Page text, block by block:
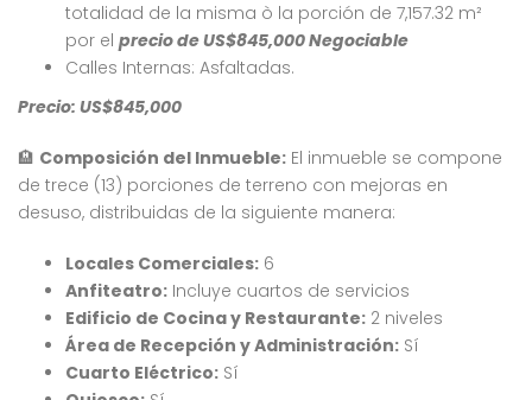
totalidad de la misma ò la porción de 7,157.32 m²
por el precio de US$845,000 Negociable
Calles Internas: Asfaltadas.
Precio: US$845,000
🏨 Composición del Inmueble: El inmueble se compone
de trece (13) porciones de terreno con mejoras en
desuso, distribuidas de la siguiente manera:
Locales Comerciales: 6
Anfiteatro: Incluye cuartos de servicios
Edificio de Cocina y Restaurante: 2 niveles
Área de Recepción y Administración: Sí
Cuarto Eléctrico: Sí
Venta Apartamento Residencial Amalia